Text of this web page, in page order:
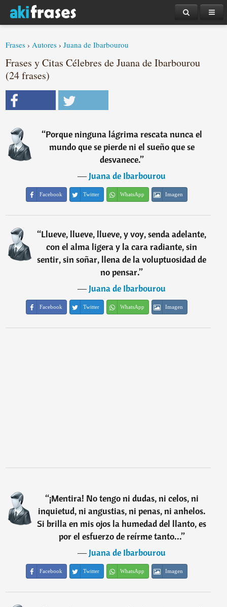
Frases ›Autores ›Juana de Ibarbourou
Frases y Citas Célebres de Juana de Ibarbourou
(24 frases)
“Porque ninguna lágrima rescata nunca el
mundo que se pierde ni el sueño que se
desvanece.”
―Juana de Ibarbourou
Facebook Twitter WhatsApp Imagen
“Llueve, llueve, llueve, y voy, senda adelante,
con el alma ligera y la cara radiante, sin
sentir, sin soñar, llena de la voluptuosidad de
no pensar.”
―Juana de Ibarbourou
Facebook Twitter WhatsApp Imagen
“¡Mentira! No tengo ni dudas, ni celos, ni
inquietud, ni angustias, ni penas, ni anhelos.
Si brilla en mis ojos la humedad del llanto, es
por el esfuerzo de reírme tanto...”
―Juana de Ibarbourou
Facebook Twitter WhatsApp Imagen